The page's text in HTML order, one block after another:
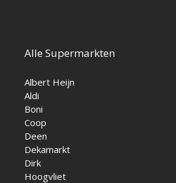
Alle Supermarkten
Albert Heijn
Aldi
Boni
Coop
Deen
Dekamarkt
Dirk
Hoogvliet